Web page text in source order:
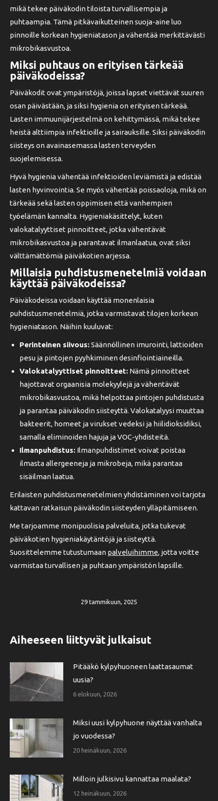
mikä tekee päiväkodin tiloista turvallisempia ja
puhtaampia. Tämä pitkävaikutteinen suoja-aine luo
pinnoille korkean hygieniatason ja vähentää merkittävästi
mikrobikasvustoa.
Miksi puhtaus on erityisen tärkeää
päiväkodeissa?
Päiväkodit ovat ympäristöjä, joissa lapset viettävät suuren
osan päivästään, ja siksi hygienia on erityisen tärkeää.
Lasten immuunijärjestelmä on kehittymässä, mikä tekee
heistä alttiimpia infektioille ja sairauksille. Siksi päiväkodin
siisteys on avainasemassa lasten terveyden
suojelemisessa.
Hyvä hygienia vähentää infektioiden leviämistä ja edistää
lasten hyvinvointia. Se myös vähentää poissaoloja, mikä on
tärkeää sekä lasten oppimisen että vanhempien
työelämän kannalta. Hygieniakäsittelyt, kuten
valokatalyyttiset pinnoitteet, jotka vähentävät
mikrobikasvustoa ja parantavat ilmanlaatua, ovat siksi
välttämättömiä päiväkotien arjessa.
Millaisia puhdistusmenetelmiä voidaan
käyttää päiväkodeissa?
Päiväkodeissa voidaan käyttää monenlaisia
puhdistusmenetelmiä, jotka varmistavat tilojen korkean
hygieniatason. Näihin kuuluvat:
Perinteinen siivous:Säännöllinen imurointi, lattioiden
pesu ja pintojen pyyhkiminen desinfiointiaineilla.
Valokatalyyttiset pinnoitteet: Nämä pinnoitteet
hajottavat orgaanisia molekyylejä ja vähentävät
mikrobikasvustoa, mikä helpottaa pintojen puhdistusta
ja parantaa päiväkodin siisteyttä. Valokatalyysi muuttaa
bakteerit, homeet ja virukset vedeksi ja hiilidioksidiksi,
samalla eliminoiden hajuja ja VOC-yhdisteitä.
Ilmanpuhdistus: Ilmanpuhdistimet voivat poistaa
ilmasta allergeeneja ja mikrobeja, mikä parantaa
sisäilman laatua.
Erilaisten puhdistusmenetelmien yhdistäminen voi tarjota
kattavan ratkaisun päiväkodin siisteyden ylläpitämiseen.
Me tarjoamme monipuolisia palveluita, jotka tukevat
päiväkotien hygieniakäytäntöjä ja siisteyttä.
Suosittelemme tutustumaan palveluihimme, jotta voitte
varmistaa turvallisen ja puhtaan ympäristön lapsille.
29 tammikuun, 2025
Aiheeseen liittyvät julkaisut
Pitääkö kylpyhuoneen laattasaumat
uusia?
6 elokuun, 2026
Miksi uusi kylpyhuone näyttää vanhalta
jo vuodessa?
20 heinäkuun, 2026
Milloin julkisivu kannattaa maalata?
12 heinäkuun, 2026